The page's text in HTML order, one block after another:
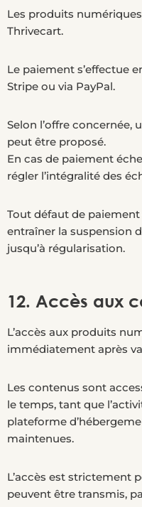
Les produits
Thrivecart.
Le paiement s’effectue
Stripe ou via PayPal.
Selon l’offre concernée,
peut être proposé.
En cas de paiement
régler l’intégralité des
Tout défaut de paiement
entraîner la suspension
jusqu’à régularisation.
12. Accès aux
L’accès aux produits
immédiatement après
Les contenus sont
le temps, tant que
plateforme
maintenues.
L’accès est strictement
peuvent être transmis,